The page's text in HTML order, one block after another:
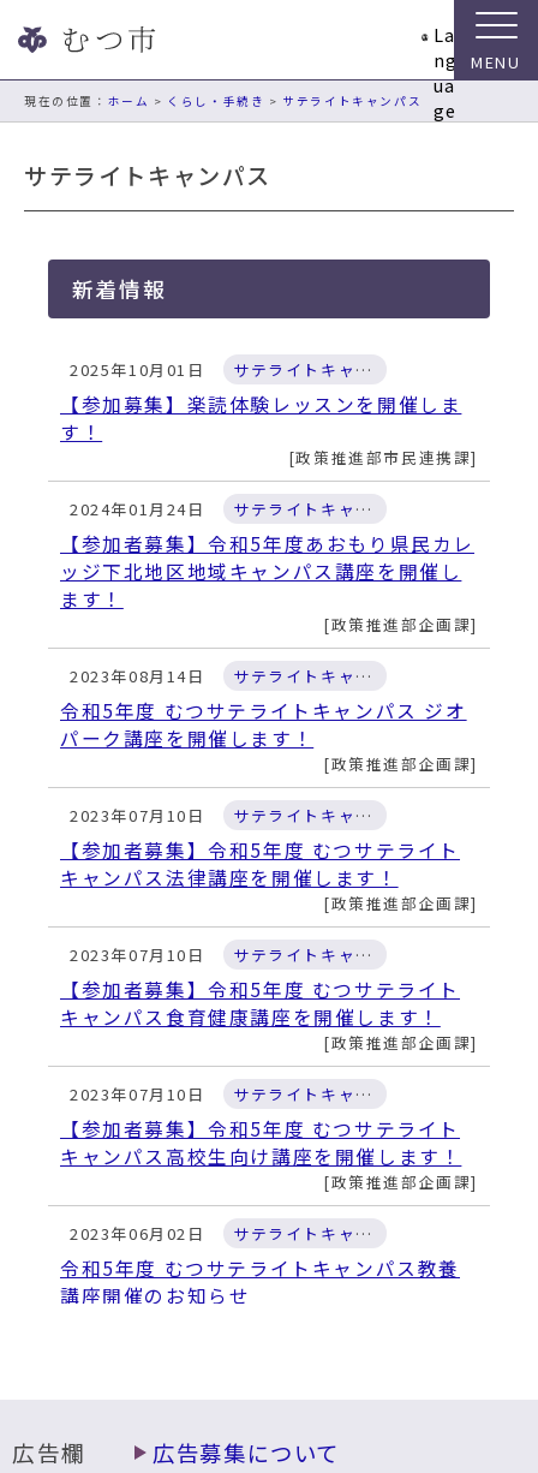
ビ
シ
La
ng
ua
ge
現在の位置： ホーム > くらし・手続き > サテライトキャンパス
サテライトキャンパス
新着情報
2025年10月01日 サテライトキャンパス
【参加募集】楽読体験レッスンを開催しま
す！
政策推進部市民連携課
2024年01月24日 サテライトキャンパス
【参加者募集】令和5年度あおもり県民カレ
ッジ下北地区地域キャンパス講座を開催し
ます！
政策推進部企画課
2023年08月14日 サテライトキャンパス
令和5年度 むつサテライトキャンパス ジオ
パーク講座を開催します！
政策推進部企画課
2023年07月10日 サテライトキャンパス
【参加者募集】令和5年度 むつサテライト
キャンパス法律講座を開催します！
政策推進部企画課
2023年07月10日 サテライトキャンパス
【参加者募集】令和5年度 むつサテライト
キャンパス食育健康講座を開催します！
政策推進部企画課
2023年07月10日 サテライトキャンパス
【参加者募集】令和5年度 むつサテライト
キャンパス高校生向け講座を開催します！
政策推進部企画課
2023年06月02日 サテライトキャンパス
令和5年度 むつサテライトキャンパス教養
講座開催のお知らせ
政策推進部企画課
広告欄 広告募集について